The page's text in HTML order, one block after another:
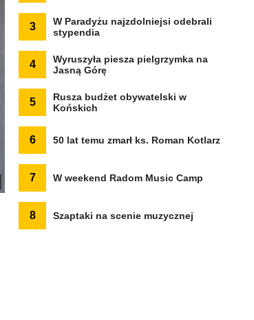
3
W Paradyżu najzdolniejsi odebrali
stypendia
4
Wyruszyła piesza pielgrzymka na
Jasną Górę
5
Rusza budżet obywatelski w
Końskich
6 50 lat temu zmarł ks. Roman Kotlarz
7 W weekend Radom Music Camp
8 Szaptaki na scenie muzycznej